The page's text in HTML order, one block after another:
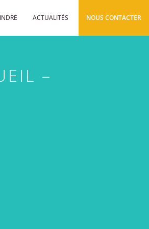
ACTUALITÉS NOUS CONTACTER
–